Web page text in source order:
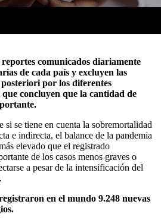
reportes comunicados diariamente
de cada país y excluyen las
por los diferentes
concluyen que la cantidad de
se tiene en cuenta la sobremortalidad
e indirecta, el balance de la pandemia
elevado que el registrado
de los casos menos graves o
a pesar de la intensificación del
en el mundo 9.248 nuevas